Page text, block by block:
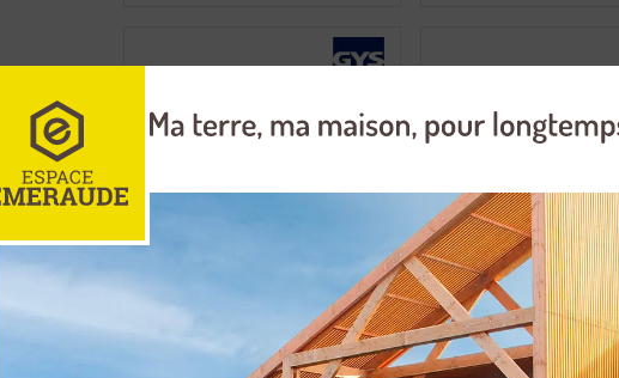
Masque de soudure LCD
PROMAX 9-13G
Masque de soudeur
main teinté N°11
Masque de soudure GYS
Alien+ True Color XXL
Masque de soudure
Expert 11 Carbon
color